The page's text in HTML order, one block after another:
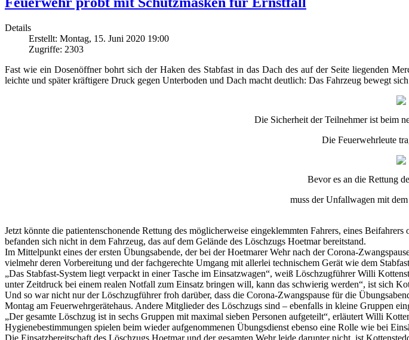
Details
Erstellt: Montag, 15. Juni 2020 19:00
Zugriffe: 2303
Fast wie ein Dosenöffner bohrt sich der Haken des Stabfast in das Dach des auf der Seite liegenden
leichte und später kräftigere Druck gegen Unterboden und Dach macht deutlich: Das Fahrzeug bewegt
Die Sicherheit der Teilnehmer ist beim
Die Feuerwehrleute
Bevor es an die Rettung
muss der Unfallwagen mit
Jetzt könnte die patientenschonende Rettung des möglicherweise eingeklemmten Fahrers, eines
befanden sich nicht in dem Fahrzeug, das auf dem Gelände des Löschzugs Hoetmar bereitstand.
Im Mittelpunkt eines der ersten Übungsabende, der bei der Hoetmarer Wehr nach der Corona-
vielmehr deren Vorbereitung und der fachgerechte Umgang mit allerlei technischem Gerät wie dem
„Das Stabfast-System liegt verpackt in einer Tasche im Einsatzwagen“, weiß Löschzugführer Willi
unter Zeitdruck bei einem realen Notfall zum Einsatz bringen will, kann das schwierig werden“, ist sich
Und so war nicht nur der Löschzugführer froh darüber, dass die Corona-Zwangspause für die
Montag am Feuerwehrgerätehaus. Andere Mitglieder des Löschzugs sind – ebenfalls in kleine Gruppen
„Der gesamte Löschzug ist in sechs Gruppen mit maximal sieben Personen aufgeteilt“, erläutert Willi
Hygienebestimmungen spielen beim wieder aufgenommenen Übungsdienst ebenso eine Rolle wie bei
Die Einsatzbereitschaft des Löschzugs Hoetmar und der gesamten Wehr leide darunter nicht, ist